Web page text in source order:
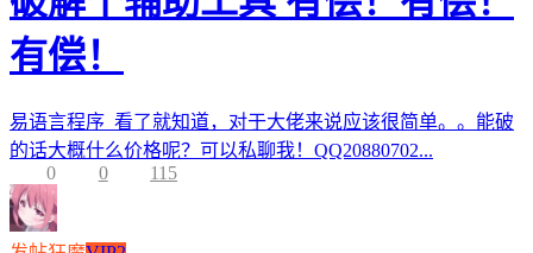
有偿！
易语言程序 看了就知道，对于大佬来说应该很简单。。能破
的话大概什么价格呢？可以私聊我！QQ20880702...
0
0 115